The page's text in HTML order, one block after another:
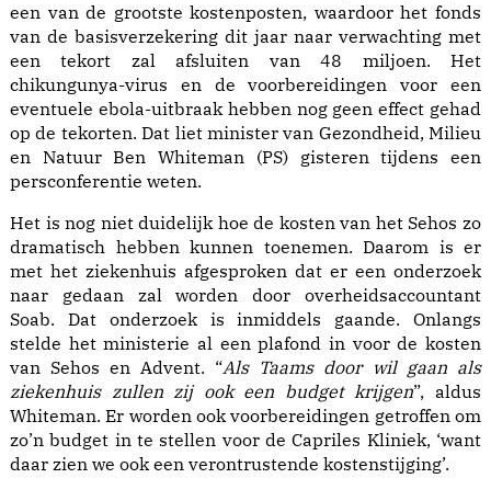
een van de grootste kostenposten, waardoor het fonds
van de basisverzekering dit jaar naar verwachting met
een tekort zal afsluiten van 48 miljoen. Het
chikungunya-virus en de voorbereidingen voor een
eventuele ebola-uitbraak hebben nog geen effect gehad
op de tekorten. Dat liet minister van Gezondheid, Milieu
en Natuur Ben Whiteman (PS) gisteren tijdens een
persconferentie weten.
Het is nog niet duidelijk hoe de kosten van het Sehos zo
dramatisch hebben kunnen toenemen. Daarom is er
met het ziekenhuis afgesproken dat er een onderzoek
naar gedaan zal worden door overheidsaccountant
Soab. Dat onderzoek is inmiddels gaande. Onlangs
stelde het ministerie al een plafond in voor de kosten
van Sehos en Advent. “Als Taams door wil gaan als
ziekenhuis zullen zij ook een budget krijgen”, aldus
Whiteman. Er worden ook voorbereidingen getroffen om
zo’n budget in te stellen voor de Capriles Kliniek, ‘want
daar zien we ook een verontrustende kostenstijging’.